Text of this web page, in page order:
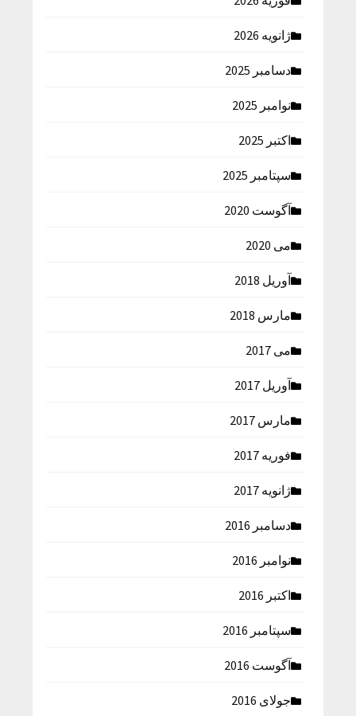
ژانویه 2026
دسامبر 2025
نوامبر 2025
اکتبر 2025
سپتامبر 2025
آگوست 2020
می 2020
آوریل 2018
مارس 2018
می 2017
آوریل 2017
مارس 2017
فوریه 2017
ژانویه 2017
دسامبر 2016
نوامبر 2016
اکتبر 2016
سپتامبر 2016
آگوست 2016
جولای 2016